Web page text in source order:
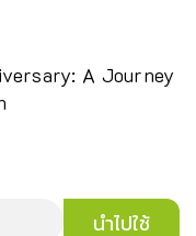
A Journey
นำไปใช้